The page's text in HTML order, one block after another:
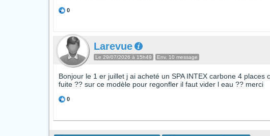
0
Larevue
Le 29/07/2026 à 15h49 Env. 10 message
Bonjour le 1 er juillet j ai acheté un SPA INTEX carbone 4
fuite ?? sur ce modèle pour regonfler il faut vider l eau ?? merci
0